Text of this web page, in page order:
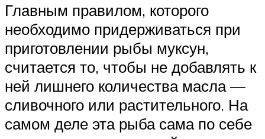
Главным правилом, которого
необходимо придерживаться при
приготовлении рыбы муксун,
считается то, чтобы не добавлять к
ней лишнего количества масла —
сливочного или растительного. На
самом деле эта рыба сама по себе